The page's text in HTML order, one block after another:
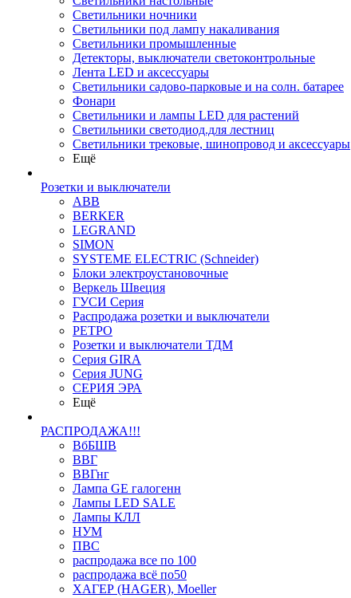
Светильники ночники
Светильники под лампу накаливания
Светильники промышленные
Детекторы, выключатели светоконтрольные
Лента LED и аксессуары
Светильники садово-парковые и на солн. батарее
Фонари
Светильники и лампы LED для растений
Светильники светодиод.для лестниц
Светильники трековые, шинопровод и аксессуары
Ещё
Розетки и выключатели
ABB
BERKER
LEGRAND
SIMON
SYSTEME ELECTRIC (Schneider)
Блоки электроустановочные
Веркель Швеция
ГУСИ Серия
Распродажа розетки и выключатели
РЕТРО
Розетки и выключатели ТДМ
Серия GIRA
Серия JUNG
СЕРИЯ ЭРА
Ещё
РАСПРОДАЖА!!!
ВбБШВ
ВВГ
ВВГнг
Лампа GE галогенн
Лампы LED SALE
Лампы КЛЛ
НУМ
ПВС
распродажа все по 100
распродажа всё по50
ХАГЕР (HAGER), Moeller